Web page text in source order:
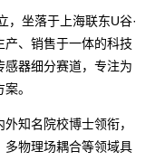
，坐落于上海联东U谷·
产、销售于一体的科技
器细分赛道，专注为
。
知名院校博士领衔，
多物理场耦合等领域具